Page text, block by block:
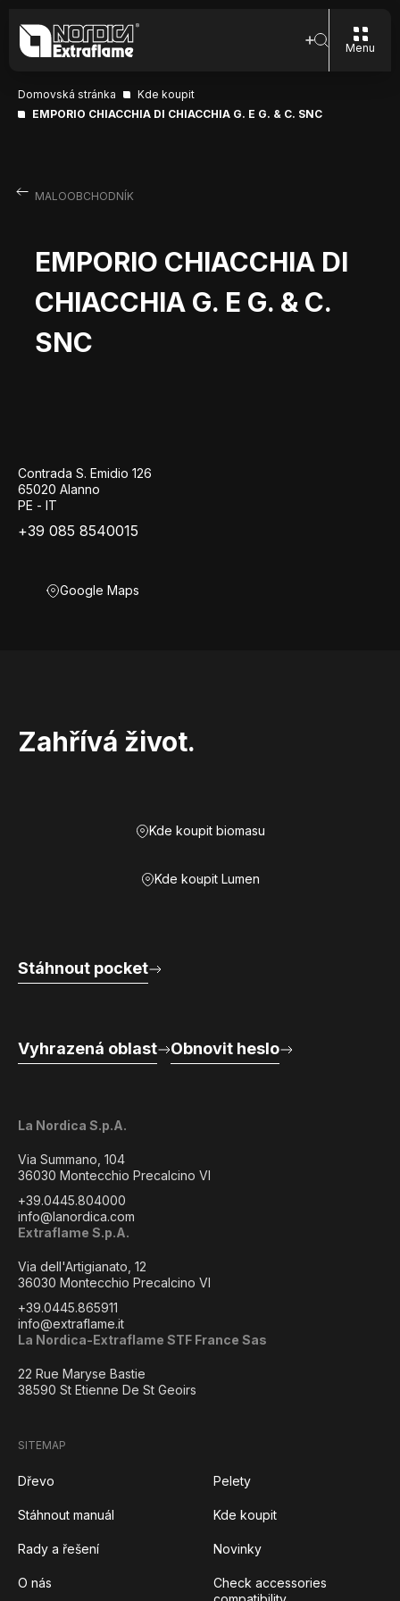
Menu
Domovská stránka
Kde koupit
EMPORIO CHIACCHIA DI CHIACCHIA G. E G. & C. SNC
MALOOBCHODNÍK
EMPORIO CHIACCHIA DI
CHIACCHIA G. E G. & C.
SNC
Contrada S. Emidio 126
65020 Alanno
PE - IT
+39 085 8540015
Google Maps
Zahřívá život.
Kde koupit biomasu
Kde koupit Lumen
La Nordica S.p.A.
Via Summano, 104
36030 Montecchio Precalcino VI
+39.0445.804000
info@lanordica.com
Extraflame S.p.A.
Via dell'Artigianato, 12
36030 Montecchio Precalcino VI
+39.0445.865911
info@extraflame.it
La Nordica-Extraflame STF France Sas
22 Rue Maryse Bastie
38590 St Etienne De St Geoirs
Stáhnout pocket
Vyhrazená oblast Obnovit heslo
SITEMAP
Dřevo Pelety
Stáhnout manuál Kde koupit
Rady a řešení Novinky
O nás
Check accessories